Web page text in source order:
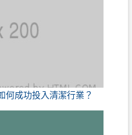
何成功投入清潔行業？